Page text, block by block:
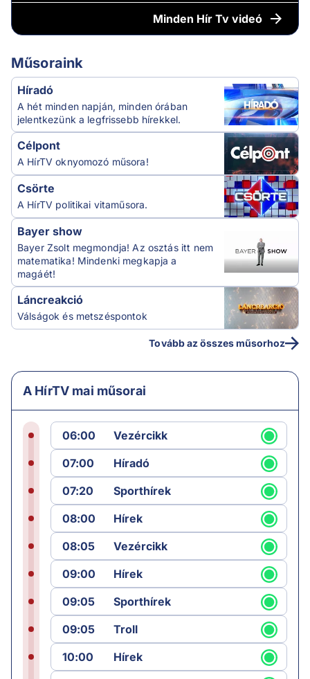
Minden Hír Tv videó
Műsoraink
Híradó
A hét minden napján, minden órában
jelentkezünk a legfrissebb hírekkel.
Célpont
A HírTV oknyomozó műsora!
Csörte
A HírTV politikai vitaműsora.
Bayer show
Bayer Zsolt megmondja! Az osztás itt nem
matematika! Mindenki megkapja a
magáét!
Láncreakció
Válságok és metszéspontok
Tovább az összes műsorhoz
A HírTV mai műsorai
06:00
Vezércikk
07:00
Híradó
07:20
Sporthírek
08:00
Hírek
08:05
Vezércikk
09:00
Hírek
09:05
Sporthírek
09:05
Troll
10:00
Hírek